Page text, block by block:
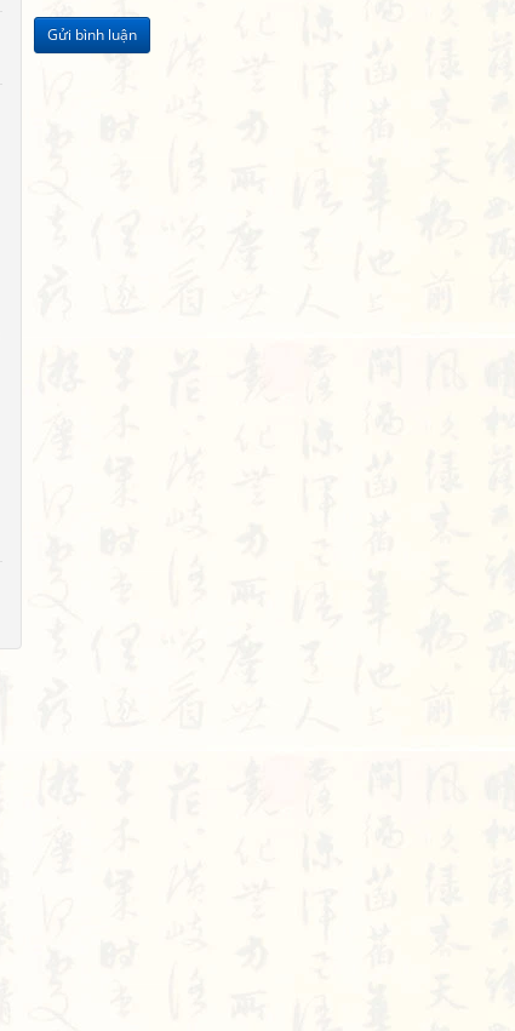
Gửi bình luận